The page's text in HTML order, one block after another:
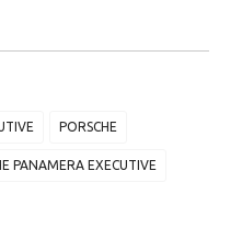
PORSCHE
PANAMERA EXECUTIVE